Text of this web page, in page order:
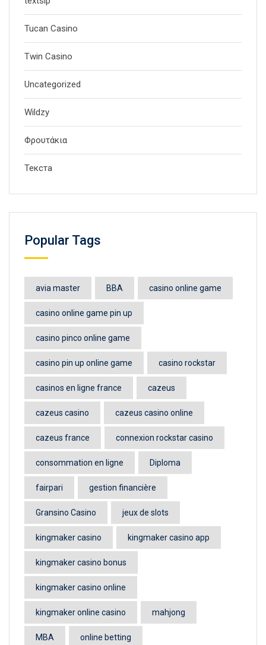
Tucan Casino
Twin Casino
Uncategorized
Wildzy
Φρουτάκια
Текста
Popular Tags
avia master BBA casino online game
casino online game pin up
casino pinco online game
casino pin up online game casino rockstar
casinos en ligne france cazeus
cazeus casino cazeus casino online
cazeus france connexion rockstar casino
consommation en ligne Diploma
fairpari gestion financière
Gransino Casino jeux de slots
kingmaker casino kingmaker casino app
kingmaker casino bonus
kingmaker casino online
kingmaker online casino mahjong
MBA online betting